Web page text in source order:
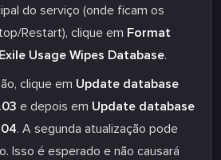
do serviço (onde ficam os
Restart), clique em Format
UsageWipes Database.
clique em Update database
e depois em Update database
. A segunda atualização pode
Isso é esperado e não causará